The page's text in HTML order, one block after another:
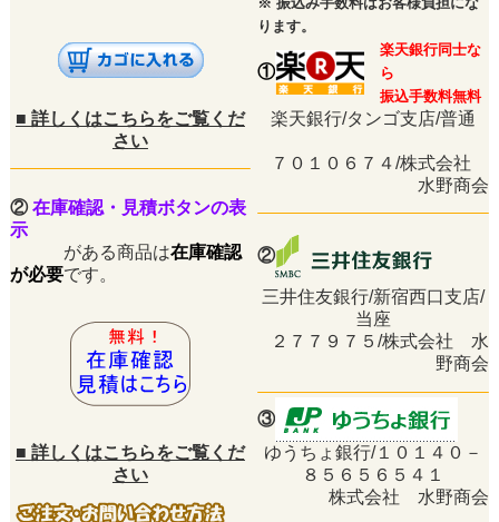
ります。
①
楽天銀行同士な
ら
振込手数料無料
■ 詳しくはこちらをご覧くだ
さい
楽天銀行/タンゴ支店/普通
７０１０６７４/株式会社
水野商会
②在庫確認・見積ボタンの表
示
がある商品は在庫確認
が必要です。
②
三井住友銀行/新宿西口支店/
当座
２７７９７５/株式会社 水
野商会
③
■ 詳しくはこちらをご覧くだ
さい
ゆうちょ銀行/１０１４０－
８５６５６５４１
株式会社 水野商会